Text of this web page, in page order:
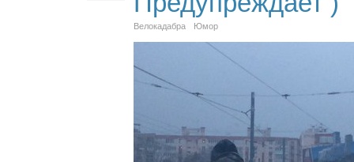
Велокадабра Юмор